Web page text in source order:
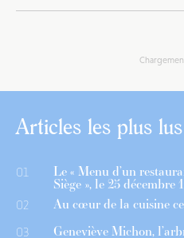
Articles les plus lus
01 Le « Menu d’un
Siège », le 25 décembre
02 Au cœur de la cuisine
03 Geneviève Michon,